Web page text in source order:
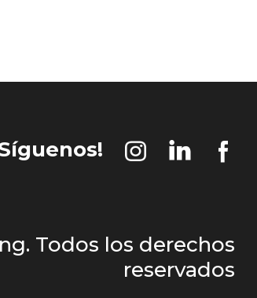
Todos los derechos
reservados